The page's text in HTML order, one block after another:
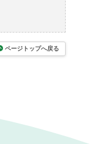
ページトップへ戻る